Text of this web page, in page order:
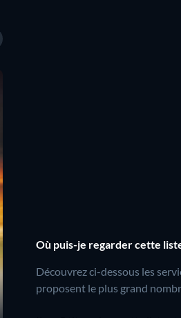
Où puis-je regarder cette
Découvrez ci-dessous les
proposent le plus grand